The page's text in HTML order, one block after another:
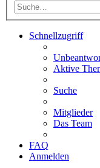
Schnellzugriff
Aktive
Suche
Mitglieder
Das Team
FAQ
Anmelden